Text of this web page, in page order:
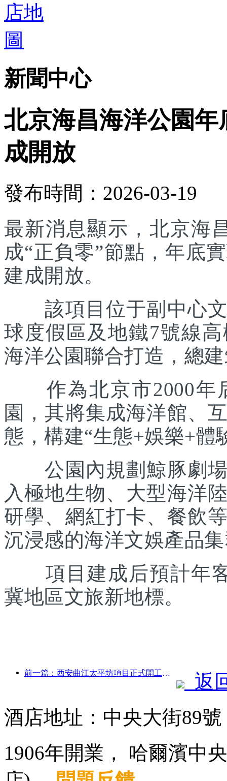
新聞中心
北京海昌海洋公園年
成開放
發布時間：2026-03-19
最新消息顯示，北京海
成“正負零”節點，年底
建成開放。
該項目位于副中心文
球度假區及地鐵7號線
海洋公園聯合打造，總
作為北京市2000年
園，其將集成海洋館、
態，構建“生態+娛樂+體
公園內規劃鯨豚劇場
入極地生物、大型海洋
研學、網紅打卡、餐飲
沉浸感的海洋文娛產品
項目建成后預計年客
冀地區文旅新地標。
前一篇：西安曲江太平坊項目正式開工，總建面13.7萬方
返
酒店地址：中央大街89
1906年開業， 哈爾濱中